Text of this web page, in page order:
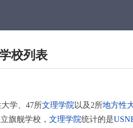
校列表
学、47所文理学院 以及2所地方性
旗舰学校，文理学院统计的是